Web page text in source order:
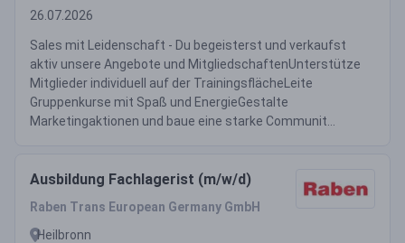
26.07.2026
Sales mit Leidenschaft - Du begeisterst und verkaufst
aktiv unsere Angebote und MitgliedschaftenUnterstütze
Mitglieder individuell auf der TrainingsflächeLeite
Gruppenkurse mit Spaß und EnergieGestalte
Marketingaktionen und baue eine starke Communit...
Ausbildung Fachlagerist (m/w/d)
Raben Trans European Germany GmbH
Heilbronn